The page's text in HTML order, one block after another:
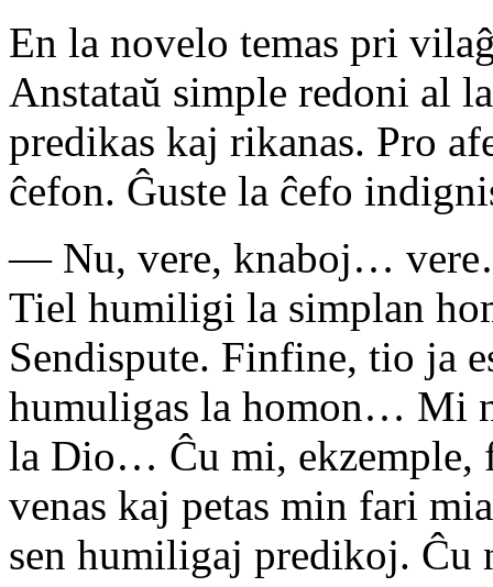
En la novelo temas pri
Anstataŭ simple redoni al
predikas kaj rikanas. Pro
ĉefon. Ĝuste la ĉefo
— Nu, vere, knaboj…
Tiel humiligi la simplan
Sendispute. Finfine, tio ja
humuligas la homon… Mi
la Dio… Ĉu mi,
venas kaj petas min fari
sen humiligaj predikoj. Ĉu